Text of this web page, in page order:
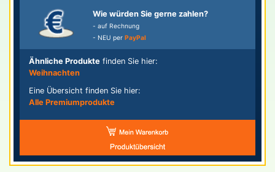
Wie würden Sie gerne zahlen?
- auf Rechnung
- NEU per PayPal
Ähnliche Produkte finden Sie hier:
Weihnachten
Eine Übersicht finden Sie hier:
Alle Premiumprodukte